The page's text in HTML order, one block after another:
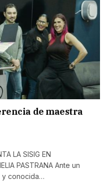
de maestra
LA SISIG EN
PASTRANA Ante un
y conocida…